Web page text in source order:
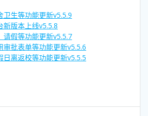
卫生等功能更新v5.5.9
新版本上线v5.5.8
请假等功能更新v5.5.7
审批表单等功能更新v5.5.6
日离返校等功能更新v5.5.5